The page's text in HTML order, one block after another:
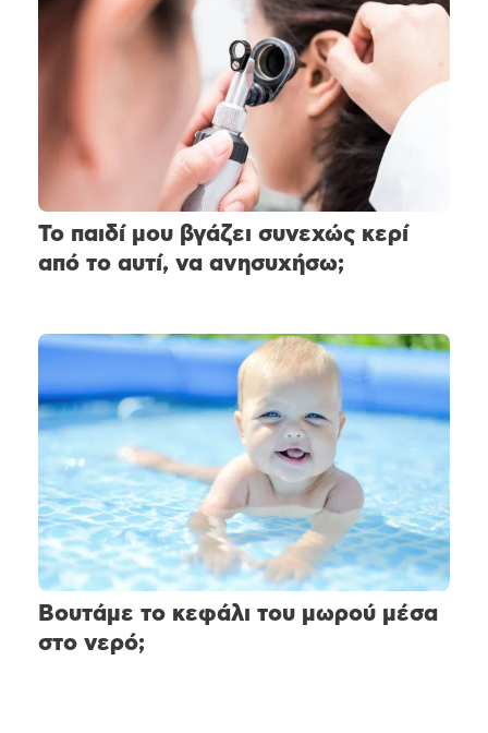
Το παιδί μου βγάζει συνεχώς κερί
από το αυτί, να ανησυχήσω;
Βουτάμε το κεφάλι του μωρού μέσα
στο νερό;